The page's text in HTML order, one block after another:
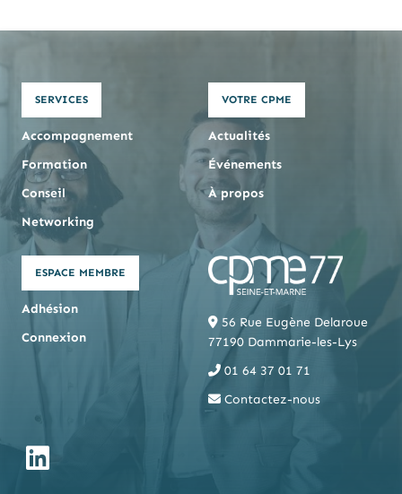
SERVICES
Accompagnement
Formation
Conseil
Networking
VOTRE CPME
Actualités
Événements
À propos
ESPACE MEMBRE
Adhésion
Connexion
56 Rue Eugène Delaroue
77190 Dammarie-les-Lys
01 64 37 01 71
Contactez-nous